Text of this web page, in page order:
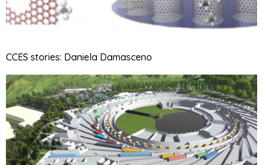
CCES stories: Daniela Damasceno